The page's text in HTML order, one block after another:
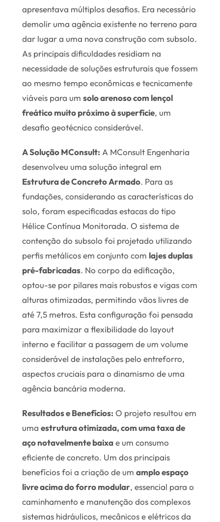
apresentava múltiplos desafios. Era necessário
demolir uma agência existente no terreno para
dar lugar a uma nova construção com subsolo.
As principais dificuldades residiam na
necessidade de soluções estruturais que fossem
ao mesmo tempo econômicas e tecnicamente
viáveis para um solo arenoso com lençol
freático muito próximo à superfície, um
desafio geotécnico considerável.
A Solução MConsult: A MConsult Engenharia
desenvolveu uma solução integral em
Estrutura de Concreto Armado. Para as
fundações, considerando as características do
solo, foram especificadas estacas do tipo
Hélice Contínua Monitorada. O sistema de
contenção do subsolo foi projetado utilizando
perfis metálicos em conjunto com lajes duplas
pré-fabricadas. No corpo da edificação,
optou-se por pilares mais robustos e vigas com
alturas otimizadas, permitindo vãos livres de
até 7,5 metros. Esta configuração foi pensada
para maximizar a flexibilidade do layout
interno e facilitar a passagem de um volume
considerável de instalações pelo entreforro,
aspectos cruciais para o dinamismo de uma
agência bancária moderna.
Resultados e Benefícios: O projeto resultou em
uma estrutura otimizada, com uma taxa de
aço notavelmente baixae um consumo
eficiente de concreto. Um dos principais
benefícios foi a criação de um amplo espaço
livre acima do forro modular, essencial para o
caminhamento e manutenção dos complexos
sistemas hidráulicos, mecânicos e elétricos da